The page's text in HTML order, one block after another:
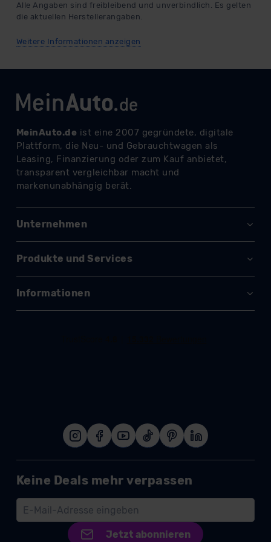
Alle Angaben sind freibleibend und unverbindlich. Es gelten
die aktuellen Herstellerangaben.
Weitere Informationen anzeigen